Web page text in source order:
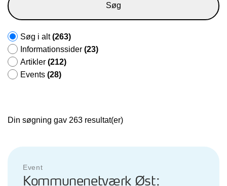
Søg
Søg i alt(263)
Informationssider (23)
Artikler (212)
Events (28)
Din søgning gav 263 resultat(er)
Event
Kommunenetværk Øst: